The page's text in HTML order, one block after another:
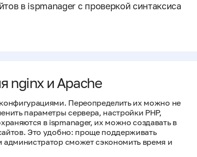
в ispmanager c проверкой синтаксиса
nginx и Apache
Переопределить их можно не
параметры сервера, настройки PHP,
в ispmanager, их можно создавать в
Это удобно: проще поддерживать
сможет сэкономить время и